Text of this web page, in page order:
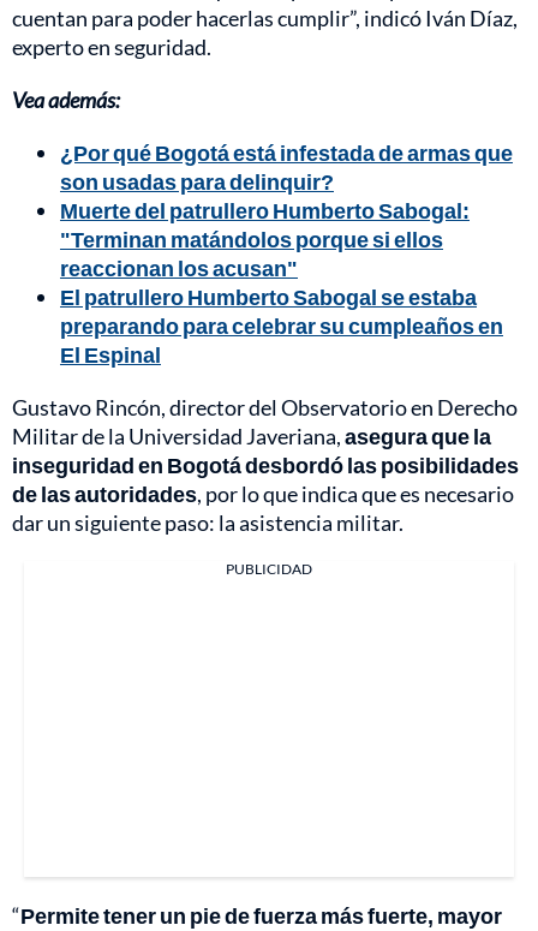
cuentan para poder hacerlas cumplir”, indicó Iván Díaz,
experto en seguridad.
Vea además:
¿Por qué Bogotá está infestada de armas que
son usadas para delinquir?
Muerte del patrullero Humberto Sabogal:
"Terminan matándolos porque si ellos
reaccionan los acusan"
El patrullero Humberto Sabogal se estaba
preparando para celebrar su cumpleaños en
El Espinal
Gustavo Rincón, director del Observatorio en Derecho
Militar de la Universidad Javeriana,asegura que la
inseguridad en Bogotá desbordó las posibilidades
de las autoridades, por lo que indica que es necesario
dar un siguiente paso: la asistencia militar.
PUBLICIDAD
“Permite tener un pie de fuerza más fuerte, mayor